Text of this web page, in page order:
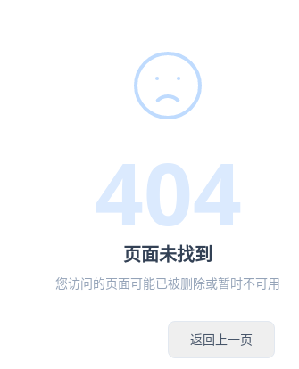
404
页面未找到
您访问的页面可能已被删除或暂时不可用
返回上一页